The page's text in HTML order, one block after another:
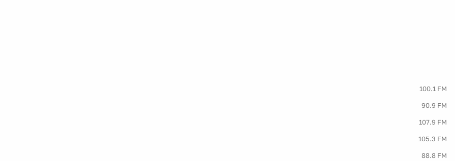
100.1 FM
90.9 FM
107.9 FM
105.3 FM
88.8 FM